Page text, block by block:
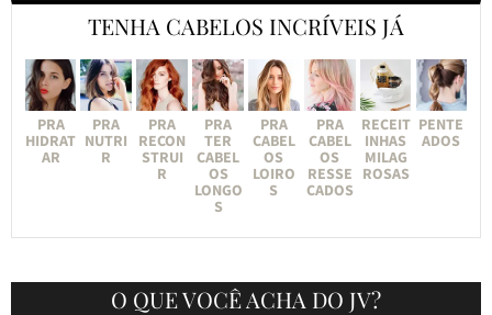
TENHA CABELOS INCRÍVEIS JÁ
PRA
HIDRAT
AR
PRA
NUTRI
R
PRA
RECON
STRUI
R
PRA
TER
CABEL
OS
LONGO
S
PRA
CABEL
OS
LOIRO
S
PRA
CABEL
OS
RESSE
CADOS
RECEIT
INHAS
MILAG
ROSAS
PENTE
ADOS
O QUE VOCÊ ACHA DO JV?